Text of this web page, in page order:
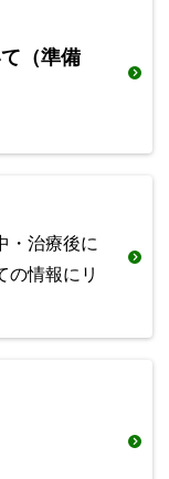
（準備
・治療後に
の情報にリ